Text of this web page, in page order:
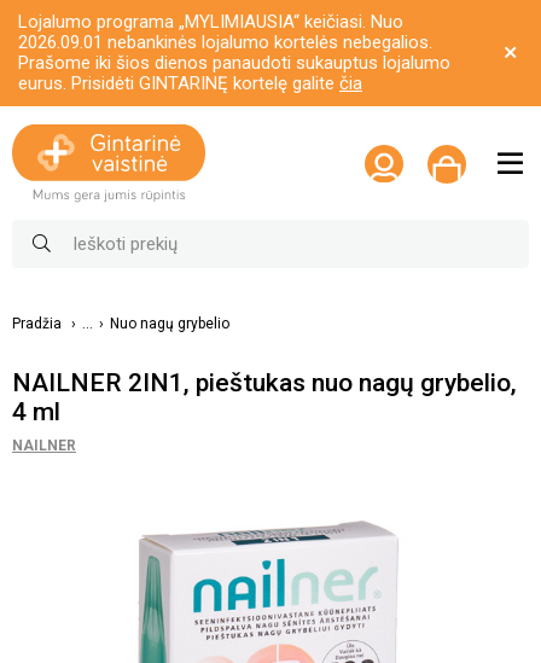
Lojalumo programa „MYLIMIAUSIA“ keičiasi. Nuo
2026.09.01 nebankinės lojalumo kortelės nebegalios.
Prašome iki šios dienos panaudoti sukauptus lojalumo
eurus. Prisidėti GINTARINĘ kortelę galite čia
Pradžia ... Nuo nagų grybelio
NAILNER 2IN1, pieštukas nuo nagų grybelio,
4 ml
NAILNER